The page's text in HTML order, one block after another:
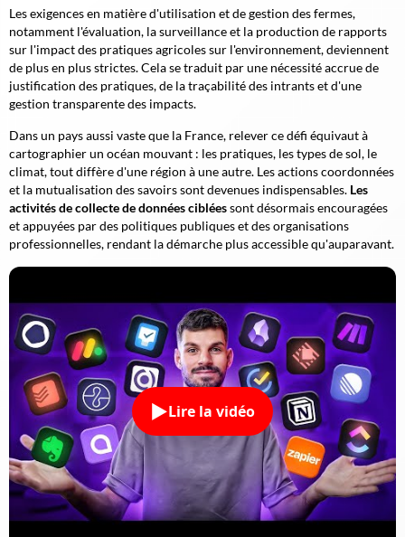
Les exigences en matière d'utilisation et de gestion des fermes,
notamment l'évaluation, la surveillance et la production de rapports
sur l'impact des pratiques agricoles sur l'environnement, deviennent
de plus en plus strictes. Cela se traduit par une nécessité accrue de
justification des pratiques, de la traçabilité des intrants et d'une
gestion transparente des impacts.
Dans un pays aussi vaste que la France, relever ce défi équivaut à
cartographier un océan mouvant : les pratiques, les types de sol, le
climat, tout diffère d'une région à une autre. Les actions coordonnées
et la mutualisation des savoirs sont devenues indispensables. Les
activités de collecte de données cibléessont désormais encouragées
et appuyées par des politiques publiques et des organisations
professionnelles, rendant la démarche plus accessible qu'auparavant.
Lire la vidéo